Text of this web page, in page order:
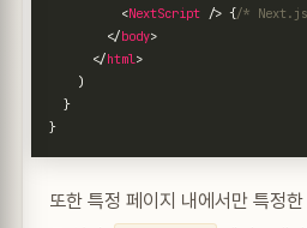
<NextScript /> {/* Next.js
</body>
</html >
)
}
}
또한 특정 페이지 내에서만 특정